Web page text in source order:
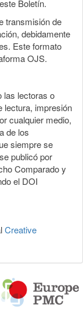
Boletín.
transmisión de
debidamente
Este formato
OJS.
las lectoras o
lectura, impresión
cualquier medio,
de los
siempre se
publicó por
Comparado y
el DOI
Creative